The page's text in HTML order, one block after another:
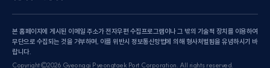
본 홈페이지에 게시된 이메일 주소가 전자우편 수집프로그램이나 그 밖의 기술적 장치를 이용하여
무단으로 수집되는 것을 거부하며, 이를 위반시 정보통신망법에 의해 형사처벌됨을 유념하시기 바
랍니다.
Copyright©2026 Gyeonggi Pyeongtaek Port Corporation. All rights reserved.